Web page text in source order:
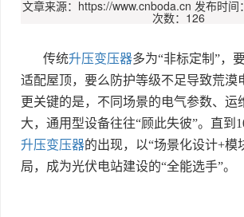
文章来源：https://www.cnboda.cn 发布时间
次数：126
传统升压变压器多为“非标定制 ”，
适配屋顶，要么防护等级不足导致荒漠
更关键的是，不同场景的电气参数、运
大，通用型设备往往“顾此失彼”。直到
升压变压器的出现，以“场景化设计+模
局，成为光伏电站建设的“全能选手”。